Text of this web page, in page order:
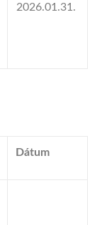
2026.01.31.
Dátum